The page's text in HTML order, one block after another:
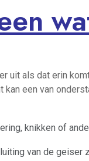
uit als dat erin
een van
knikken of
van de geiser